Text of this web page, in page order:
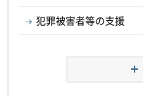
犯罪被害者等の支援